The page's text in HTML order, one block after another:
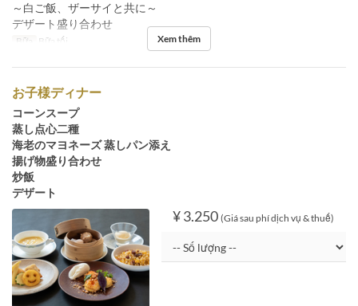
～白ご飯、ザーサイと共に～
デザート盛り合わせ
Bữa Bữa tối Xem thêm
お子様ディナー
コーンスープ
蒸し点心二種
海老のマヨネーズ 蒸しパン添え
揚げ物盛り合わせ
炒飯
デザート
¥ 3.250 (Giá sau phí dịch vụ & thuế)